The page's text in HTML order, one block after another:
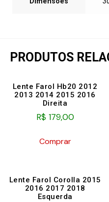
PRODUTOS
Lente Farol Hb20 2012
2013 2014 2015 2016
Direita
R$179,00
Comprar
Lente Farol Corolla 2015
2016 2017 2018
Esquerda